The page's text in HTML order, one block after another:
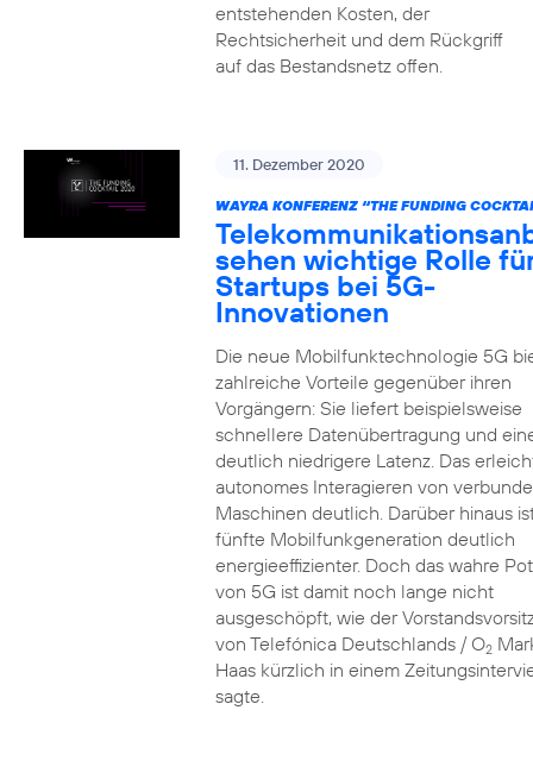
entstehenden Kosten, der
Rechtsicherheit und dem Rückgriff
auf das Bestandsnetz offen.
11. Dezember 2020
WAYRA KONFERENZ “THE FUNDING
sehen wichtige Rolle
Startups bei 5G-
Innovationen
Die neue Mobilfunktechnologie 5G
zahlreiche Vorteile gegenüber ihren
Vorgängern: Sie liefert beispielsweise
schnellere Datenübertragung und
deutlich niedrigere Latenz. Das
autonomes Interagieren von
Maschinen deutlich. Darüber hinaus
fünfte Mobilfunkgeneration deutlich
energieeffizienter. Doch das wahre
von 5G ist damit noch lange nicht
ausgeschöpft, wie der
von Telefónica Deutschlands / O2
Haas kürzlich in einem
sagte.